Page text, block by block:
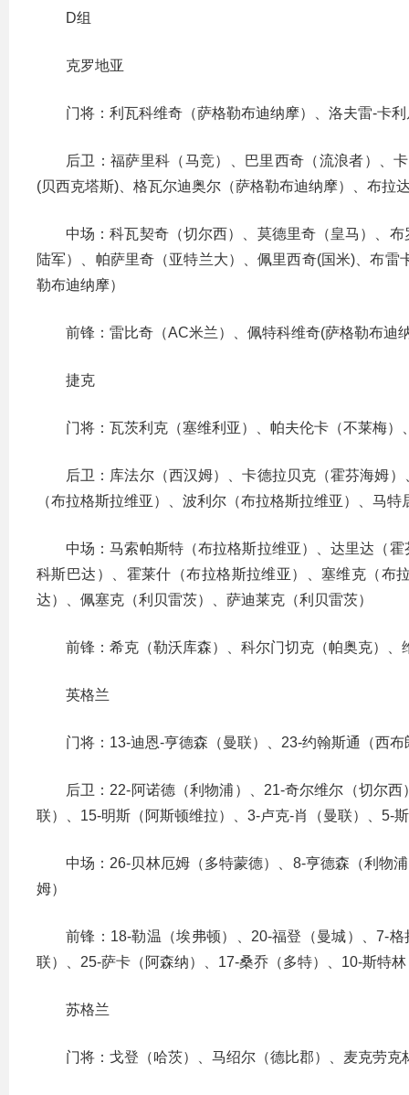
D组
克罗地亚
门将：利瓦科维奇（萨格勒布迪纳摩）、洛夫雷-卡
后卫：福萨里科（马竞）、巴里西奇（流浪者）、
(贝西克塔斯)、格瓦尔迪奥尔（萨格勒布迪纳摩）、布拉
中场：科瓦契奇（切尔西）、莫德里奇（皇马）、
陆军）、帕萨里奇（亚特兰大）、佩里西奇(国米)、布
勒布迪纳摩）
前锋：雷比奇（AC米兰）、佩特科维奇(萨格勒布迪
捷克
门将：瓦茨利克（塞维利亚）、帕夫伦卡（不莱梅）
后卫：库法尔（西汉姆）、卡德拉贝克（霍芬海姆
（布拉格斯拉维亚）、波利尔（布拉格斯拉维亚）、马
中场：马索帕斯特（布拉格斯拉维亚）、达里达（
科斯巴达）、霍莱什（布拉格斯拉维亚）、塞维克（布
达）、佩塞克（利贝雷茨）、萨迪莱克（利贝雷茨）
前锋：希克（勒沃库森）、科尔门切克（帕奥克）
英格兰
门将：13-迪恩-亨德森（曼联）、23-约翰斯通（西
后卫：22-阿诺德（利物浦）、21-奇尔维尔（切尔
联）、15-明斯（阿斯顿维拉）、3-卢克-肖（曼联）、5-
中场：26-贝林厄姆（多特蒙德）、8-亨德森（利物
姆）
前锋：18-勒温（埃弗顿）、20-福登（曼城）、7-
联）、25-萨卡（阿森纳）、17-桑乔（多特）、10-斯特
苏格兰
门将：戈登（哈茨）、马绍尔（德比郡）、麦克劳克